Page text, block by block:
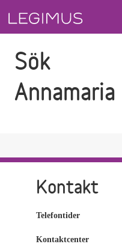
Sök
Kontakt
Telefontider
Kontaktcenter